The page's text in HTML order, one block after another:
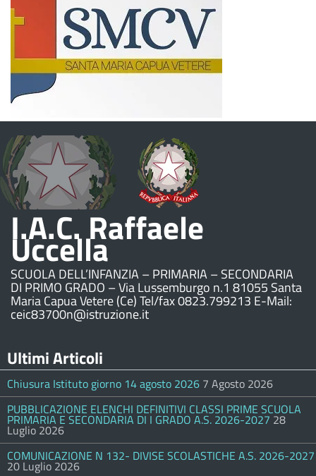
I.A.C. Raffaele
Uccella
SCUOLA DELL’INFANZIA – PRIMARIA – SECONDARIA
DI PRIMO GRADO – Via Lussemburgo n.1 81055 Santa
Maria Capua Vetere (Ce) Tel/fax 0823.799213 E-Mail:
ceic83700n@istruzione.it
Ultimi Articoli
Chiusura Istituto giorno 14 agosto 2026 7 Agosto 2026
PUBBLICAZIONE ELENCHI DEFINITIVI CLASSI PRIME SCUOLA
PRIMARIA E SECONDARIA DI I GRADO A.S. 2026-2027 28
Luglio 2026
COMUNICAZIONE N 132- DIVISE SCOLASTICHE A.S. 2026-2027
20 Luglio 2026